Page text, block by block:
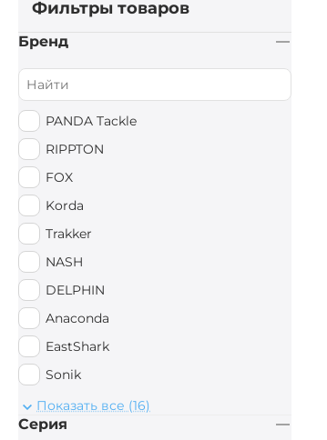
Фильтры товаров
Бренд
PANDA Tackle
RIPPTON
FOX
Korda
Trakker
NASH
DELPHIN
Anaconda
EastShark
Sonik
Mivardi
Prologic
Показать все (16)
Серия